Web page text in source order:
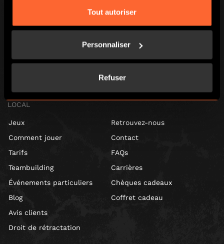
Tout autoriser
Personnaliser
Refuser
BGP ESCAPE
Registered address: 16 rue Louise Emilie de la Tour d'Auvergne, Paris
75009, France
©️ 2026. All Rights Reserved.
LOCAL
Jeux
Comment jouer
Tarifs
Teambuilding
Événements particuliers
Blog
Avis clients
Droit de rétractation
Retrouvez-nous
Contact
FAQs
Carrières
Chèques cadeaux
Coffret cadeau